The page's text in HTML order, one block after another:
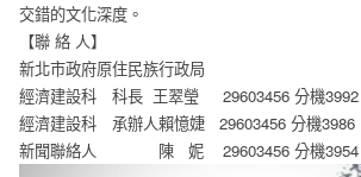
交錯的文化深度。
【聯 絡 人】
新北市政府原住民族行政局
經濟建設科 科長 王翠瑩 29603456 分機3992
經濟建設科 承辦人賴憶婕 29603456 分機3986
新聞聯絡人 陳 妮 29603456 分機3954